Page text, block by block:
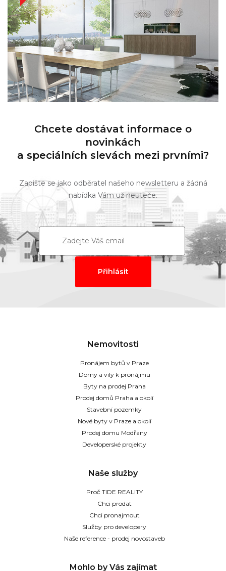
Chcete dostávat informace o
novinkách
a speciálních slevách mezi prvními?
Zapište se jako odběratel našeho newsletteru a žádná
nabídka Vám už neuteče.
Nemovitosti
Pronájem bytů v Praze
Domy a vily k pronájmu
Byty na prodej Praha
Prodej domů Praha a okolí
Stavební pozemky
Nové byty v Praze a okolí
Prodej domu Modřany
Developerské projekty
Naše služby
Proč TIDE REALITY
Chci prodat
Chci pronajmout
Služby pro developery
Naše reference - prodej novostaveb
Mohlo by Vás zajímat